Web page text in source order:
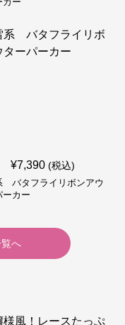
¥7,390 (税込)
バタフライリボンアウ
ーカー
へ